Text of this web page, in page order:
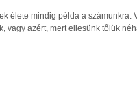
élete mindig példa a
vagy azért, mert ellesünk tőlük